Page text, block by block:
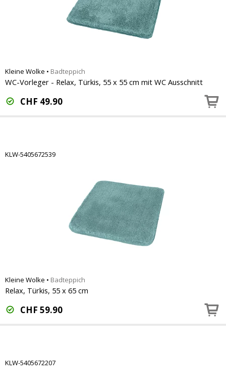
Kleine Wolke • Badteppich
WC-Vorleger - Relax, Türkis, 55 x 55 cm mit WC Ausschnitt
CHF 49.90
KLW-5405672539
Kleine Wolke • Badteppich
Relax, Türkis, 55 x 65 cm
CHF 59.90
KLW-5405672207